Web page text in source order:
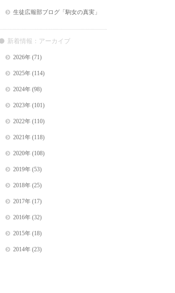
生徒広報部ブログ「駒女の真実」
新着情報：アーカイブ
2026年(71)
2025年(114)
2024年(98)
2023年(101)
2022年(110)
2021年(118)
2020年(108)
2019年(53)
2018年(25)
2017年(17)
2016年(32)
2015年(18)
2014年(23)